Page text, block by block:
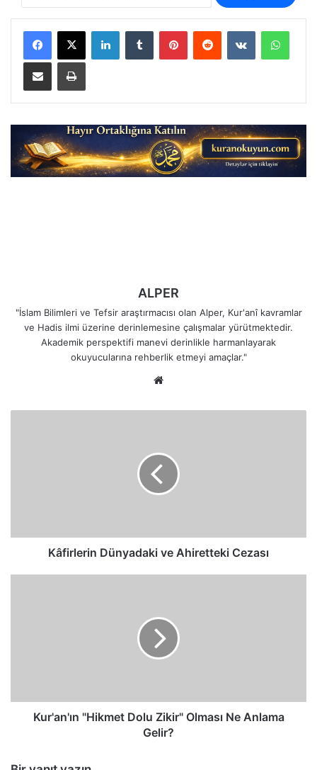
LinkedInTumblr PinterestReddit VKontakte
E-Posta ile paylaş Yazdır
ALPER
"İslam Bilimleri ve Tefsir araştırmacısı olan Alper, Kur'anî kavramlar
ve Hadis ilmi üzerine derinlemesine çalışmalar yürütmektedir.
Akademik perspektifi manevi derinlikle harmanlayarak
okuyucularına rehberlik etmeyi amaçlar."
Kâfirlerin Dünyadaki ve Ahiretteki Cezası
Kur'an'ın "Hikmet Dolu Zikir" Olması Ne Anlama
Gelir?